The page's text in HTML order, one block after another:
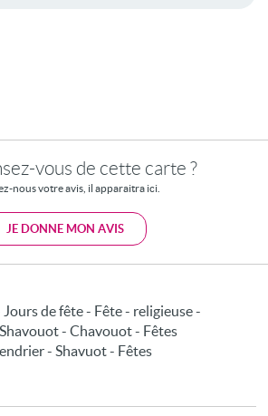
vous de cette carte ?
nous votre avis, il apparaitra ici.
JE DONNE MON AVIS
de fête - Fête - religieuse -
- Chavouot - Fêtes
- Shavuot - Fêtes